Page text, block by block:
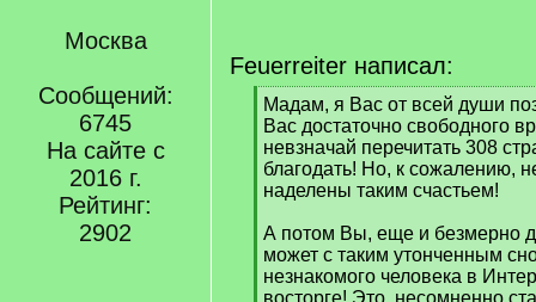
Москва
Сообщений:
6745
На сайте с
2016 г.
Рейтинг:
2902
Feuerreiter написал:
[
q
]
Мадам, я Вас от всей души
Вас достаточно свободного
невзначай перечитать 308
благодать! Но, к сожалению,
наделены таким счастьем!
А потом Вы, еще и безмерно
может с таким утонченным
незнакомого человека в
восторге! Это, несомненно